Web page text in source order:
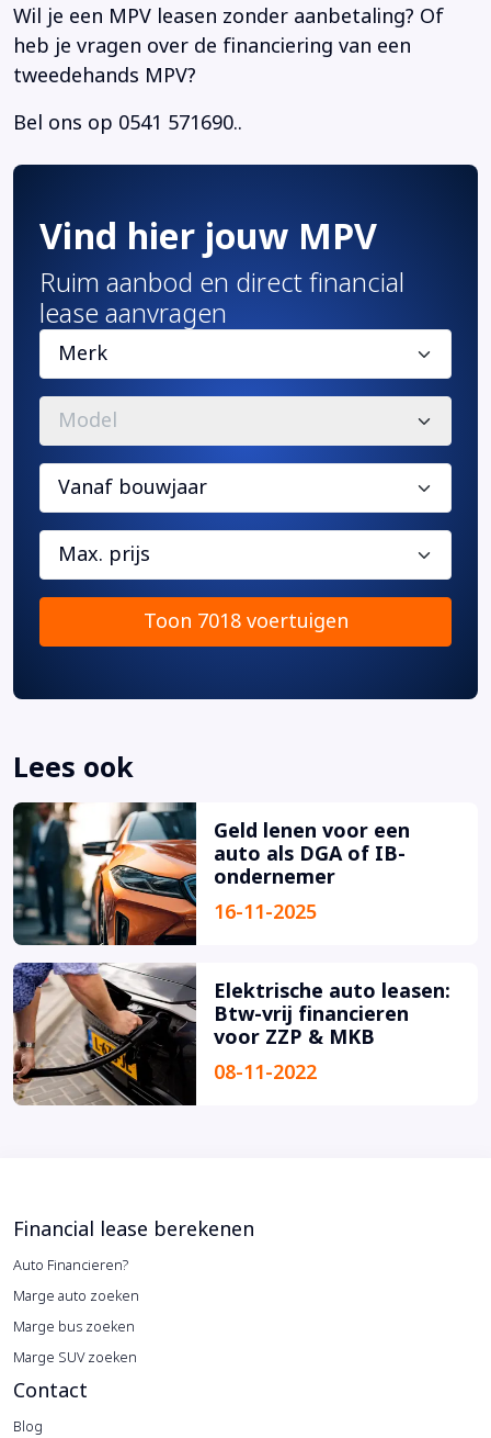
Wil je een MPV leasen zonder aanbetaling? Of
heb je vragen over de financiering van een
tweedehands MPV?
Bel ons op 0541 571690..
Vind hier jouw MPV
Ruim aanbod en direct financial
lease aanvragen
Merk
Model
Vanaf bouwjaar
Max. prijs
Toon 7018 voertuigen
Lees ook
Geld lenen voor een
auto als DGA of IB-
ondernemer
16-11-2025
Elektrische auto leasen:
Btw-vrij financieren
voor ZZP & MKB
08-11-2022
Financial lease berekenen
Auto Financieren?
Marge auto zoeken
Marge bus zoeken
Marge SUV zoeken
Contact
Blog